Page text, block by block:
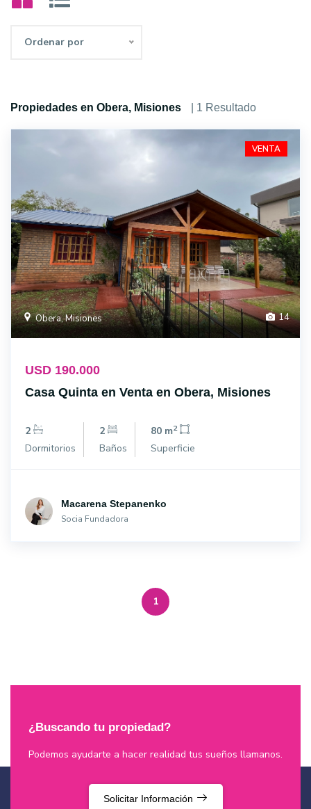
Ordenar por
Propiedades en Obera, Misiones | 1 Resultado
VENTA
Obera, Misiones 14
USD 190.000
Casa Quinta en Venta en Obera, Misiones
2
Dormitorios
2
Baños
80 m2
Superficie
Macarena Stepanenko
Socia Fundadora
1
¿Buscando tu propiedad?
Podemos ayudarte a hacer realidad tus sueños llamanos.
Solicitar Información